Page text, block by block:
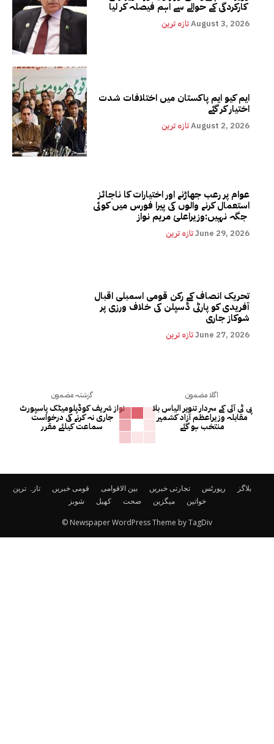
کارکردگی کے حوالے سے اہم فیصلہ کر لیا
تازہ ترینAugust 3, 2026
ایم کیو ایم پاکستان میں اختلافات شدت
اختیار کر گئے
تازہ ترینAugust 2, 2026
عوام پر رعب جھاڑنے اور اختیارات کا ناجائز
استعمال کرنے والوں کی پیرا فورس میں کوئی
تازہ ترینJune 29, 2026
تحریک انصاف کے رکن قومی اسمبلی اقبال
آفریدی کو پارٹی ڈسپلن کی خلاف ورزی پر
شوکاز جاری
تازہ ترینJune 27, 2026
گزشتہ مضمون
نواز شریف کوڈپلومیٹک پاسپورٹ
جاری نہ کرنے کی درخواست
سماعت کیلئے مقرر
اگلا مضمون
پی ٹی آئی کے سردار تنویر الیاس بلا
مقابلہ وزیراعظم آزاد کشمیر
منتخب ہو گئے
تازہ ترین قومی خبریں بین الاقوامی تجارتی خبریں رپورٹس
بلاگز
شوبز
کھیل صحت میگزین خواتین
© Newspaper WordPress Theme by TagDiv